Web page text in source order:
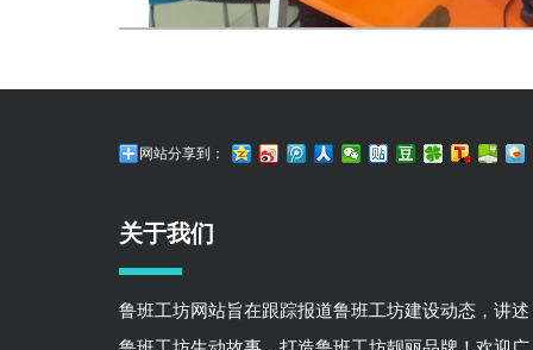
网站分享到：
关于我们
鲁班工坊网站旨在跟踪报道鲁班工坊建设动态，讲述